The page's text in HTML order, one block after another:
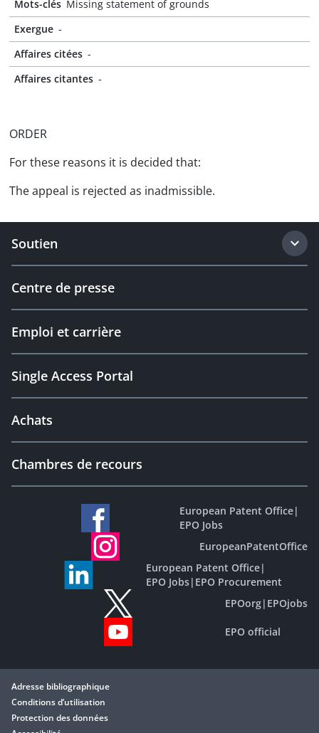
Mots-clés Missing statement of grounds
Exergue -
Affaires citées -
Affaires citantes -
ORDER
For these reasons it is decided that:
The appeal is rejected as inadmissible.
Soutien
Centre de presse
Emploi et carrière
Single Access Portal
Achats
Chambres de recours
European Patent Office|
EPO Jobs
EuropeanPatentOffice
European Patent Office|
EPO Jobs| EPO Procurement
EPOorg| EPOjobs
EPO official
Adresse bibliographique
Conditions d’utilisation
Protection des données